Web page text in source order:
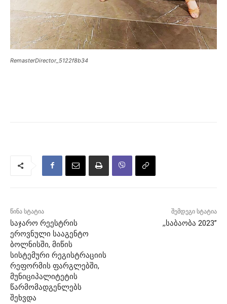
RemasterDirector_5122f8b34
წინა სტატია
საჯარო რეესტრის
ეროვნული სააგენტო
ბოლნისში, მიწის
სისტემური რეგისტრაციის
რეფორმის ფარგლებში,
მუნიციპალიტეტის
წარმომადგენლებს
შეხვდა
შემდეგი სტატია
,,საბაობა 2023”